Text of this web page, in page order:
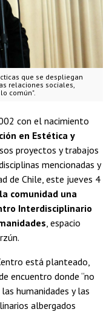
que se despliegan
relaciones sociales,
común".
con el nacimiento
en Estética y
proyectos y trabajos
mencionadas y
de Chile, este jueves 4
comunidad una
Interdisciplinario
, espacio
está planteado,
encuentro donde “no
humanidades y las
albergados